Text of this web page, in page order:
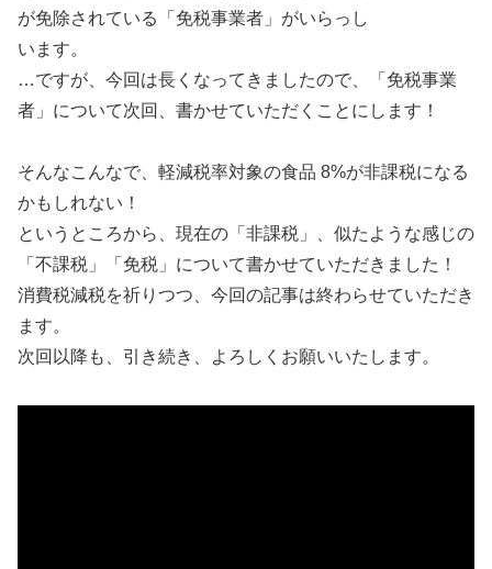
が免除されている「免税事業者」がいらっし
います。
…ですが、今回は長くなってきましたので、「免税事業
者」について次回、書かせていただくことにします！
そんなこんなで、軽減税率対象の食品 8%が非課税になる
かもしれない！
というところから、現在の「非課税」、似たような感じの
「不課税」「免税」について書かせていただきました！
消費税減税を祈りつつ、今回の記事は終わらせていただき
ます。
次回以降も、引き続き、よろしくお願いいたします。